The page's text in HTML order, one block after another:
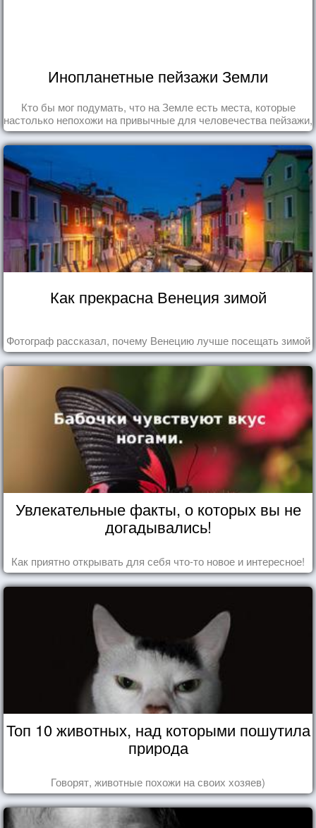
Инопланетные пейзажи Земли
Кто бы мог подумать, что на Земле есть места, которые
настолько непохожи на привычные для человечества пейзажи,
что кажутся и вовсе инопланетными!
Как прекрасна Венеция зимой
Фотограф рассказал, почему Венецию лучше посещать зимой
Увлекательные факты, о которых вы не
догадывались!
Как приятно открывать для себя что-то новое и интересное!
Топ 10 животных, над которыми пошутила
природа
Говорят, животные похожи на своих хозяев)